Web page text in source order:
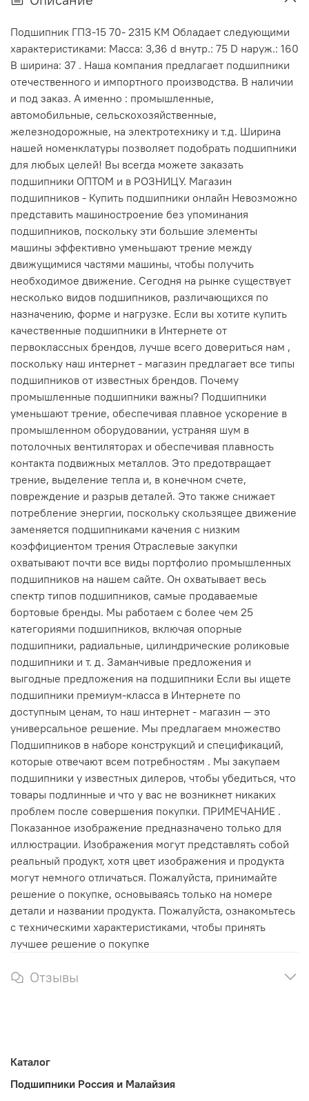
Подшипник ГПЗ-15 70- 2315 КМ Обладает следующими
характеристиками: Масса: 3,36 d внутр.: 75 D наруж.: 160
В ширина: 37 . Наша компания предлагает подшипники
отечественного и импортного производства. В наличии
и под заказ. А именно : промышленные,
автомобильные, сельскохозяйственные,
железнодорожные, на электротехнику и т.д. Ширина
нашей номенклатуры позволяет подобрать подшипники
для любых целей! Вы всегда можете заказать
подшипники ОПТОМ и в РОЗНИЦУ. Магазин
подшипников - Купить подшипники онлайн Невозможно
представить машиностроение без упоминания
подшипников, поскольку эти большие элементы
машины эффективно уменьшают трение между
движущимися частями машины, чтобы получить
необходимое движение. Сегодня на рынке существует
несколько видов подшипников, различающихся по
назначению, форме и нагрузке. Если вы хотите купить
качественные подшипники в Интернете от
первоклассных брендов, лучше всего довериться нам ,
поскольку наш интернет - магазин предлагает все типы
подшипников от известных брендов. Почему
промышленные подшипники важны? Подшипники
уменьшают трение, обеспечивая плавное ускорение в
промышленном оборудовании, устраняя шум в
потолочных вентиляторах и обеспечивая плавность
контакта подвижных металлов. Это предотвращает
трение, выделение тепла и, в конечном счете,
повреждение и разрыв деталей. Это также снижает
потребление энергии, поскольку скользящее движение
заменяется подшипниками качения с низким
коэффициентом трения Отраслевые закупки
охватывают почти все виды портфолио промышленных
подшипников на нашем сайте. Он охватывает весь
спектр типов подшипников, самые продаваемые
бортовые бренды. Мы работаем с более чем 25
категориями подшипников, включая опорные
подшипники, радиальные, цилиндрические роликовые
подшипники и т. д. Заманчивые предложения и
выгодные предложения на подшипники Если вы ищете
подшипники премиум-класса в Интернете по
доступным ценам, то наш интернет - магазин — это
универсальное решение. Мы предлагаем множество
Подшипников в наборе конструкций и спецификаций,
которые отвечают всем потребностям . Мы закупаем
подшипники у известных дилеров, чтобы убедиться, что
товары подлинные и что у вас не возникнет никаких
проблем после совершения покупки. ПРИМЕЧАНИЕ .
Показанное изображение предназначено только для
иллюстрации. Изображения могут представлять собой
реальный продукт, хотя цвет изображения и продукта
могут немного отличаться. Пожалуйста, принимайте
решение о покупке, основываясь только на номере
детали и названии продукта. Пожалуйста, ознакомьтесь
с техническими характеристиками, чтобы принять
лучшее решение о покупке
Отзывы
Каталог
Подшипники Россия и Малайзия